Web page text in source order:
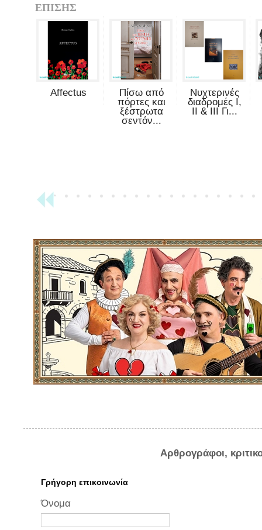
ΕΠΙΣΗΣ
Affectus
Πίσω από
πόρτες και
ξέστρωτα
σεντόν...
Νυχτερινές
διαδρομές Ι,
ΙΙ & ΙΙΙ Γι...
Αρθρογράφοι,
Γρήγορη επικοινωνία
Όνομα